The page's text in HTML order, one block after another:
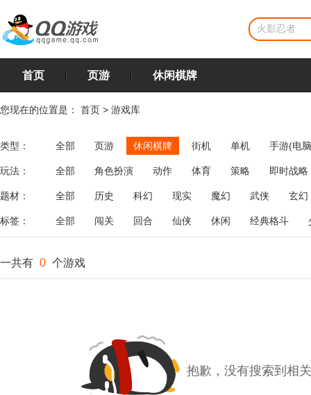
首页 页游 休闲棋牌
您现在的位置是： 首页 > 游戏库
类型： 全部 页游 休闲棋牌 街机 单机 手游(电
玩法： 全部 角色扮演 动作 体育 策略
即时战略
飞行
恋爱 第三人称射击 棋类 牌类 麻将
题材： 全部 历史 科幻 现实 魔幻 武侠 玄幻
标签： 全部 闯关 回合 仙侠 休闲 经典格斗
一共有 0 个游戏
抱歉，没有搜索到相